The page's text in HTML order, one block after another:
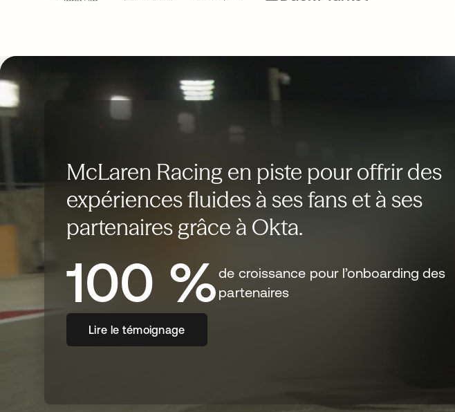
McLaren Racing en piste pour offrir des
expériences fluides à ses fans et à ses
partenaires grâce à Okta.
100 %de croissance pour l’onboarding des
partenaires
Lire le témoignage